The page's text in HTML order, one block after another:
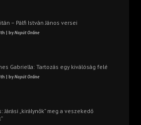
– Pálfi István János versei
| byNapút Online
Gabriella: Tartozás egy kiválóság felé
| byNapút Online
Járási „királynők” meg a veszekedő